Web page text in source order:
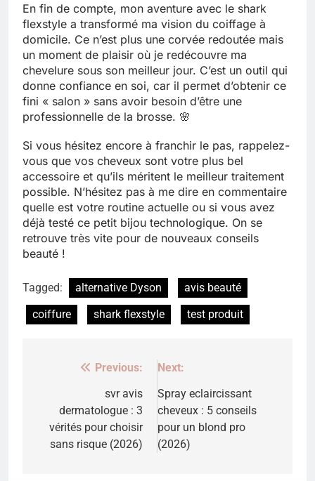
En fin de compte, mon aventure avec le shark
flexstyle a transformé ma vision du coiffage à
domicile. Ce n’est plus une corvée redoutée mais
un moment de plaisir où je redécouvre ma
chevelure sous son meilleur jour. C’est un outil qui
donne confiance en soi, car il permet d’obtenir ce
fini « salon » sans avoir besoin d’être une
professionnelle de la brosse. 🌸
Si vous hésitez encore à franchir le pas, rappelez-
vous que vos cheveux sont votre plus bel
accessoire et qu’ils méritent le meilleur traitement
possible. N’hésitez pas à me dire en commentaire
quelle est votre routine actuelle ou si vous avez
déjà testé ce petit bijou technologique. On se
retrouve très vite pour de nouveaux conseils
beauté !
Tagged: alternative Dyson
avis beauté
coiffure
shark flexstyle test produit
Navigation
l’article
Previous:
svr avis
dermatologue : 3
vérités pour choisir
sans risque (2026)
Next:
Spray eclaircissant
cheveux : 5 conseils
pour un blond pro
(2026)